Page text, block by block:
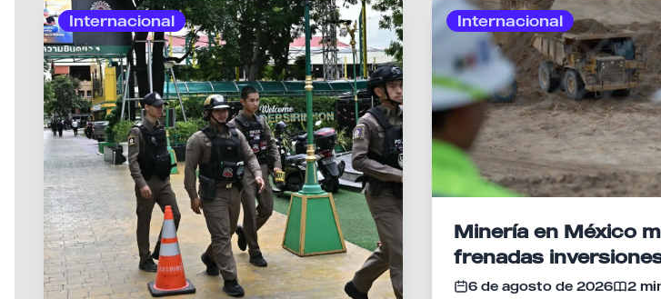
Internacional Internacional
Minería en México
frenadas
mdd
6 de agosto de 2026
2